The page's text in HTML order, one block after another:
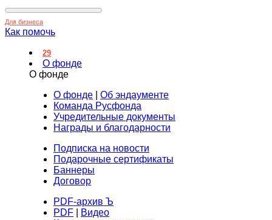
Для бизнеса
Как помочь
29
О фонде
О фонде
О фонде
Об эндаументе
Команда Русфонда
Учредительные документы
Награды и благодарности
Подписка на новости
Подарочные сертификаты
Баннеры
Договор
PDF-архив Ъ
PDF
Видео